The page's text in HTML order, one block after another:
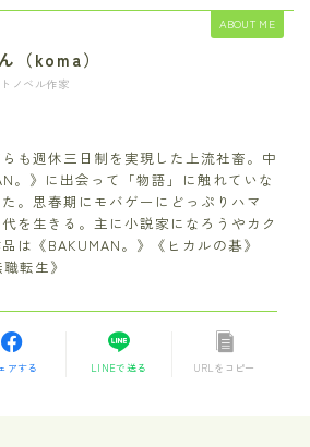
ABOUT ME
（koma）
ノベル作家
も週休三日制を実現した上流社畜。中
。》に出会って「物語」に触れていな
。思春期にモバゲーにどっぷりハマ
を生きる。主に小説家になろうやカク
は《BAKUMAN。》《ヒカルの碁》
転生》
アする LINEで送る URLをコピー